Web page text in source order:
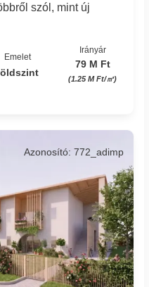
szól, mint új
Emelet
Irányár
79 M Ft
(1.25 M Ft/㎡)
Azonosító: 772_adimp